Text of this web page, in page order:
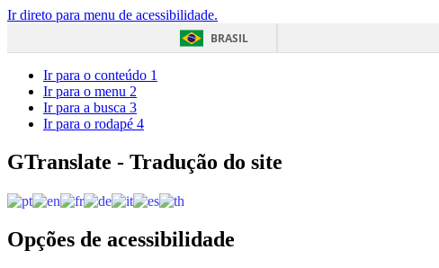
Ir direto para menu de acessibilidade.
BRASIL
Ir para o conteúdo 1
Ir para o menu 2
Ir para a busca 3
Ir para o rodapé 4
GTranslate - Tradução do site
Opções de acessibilidade